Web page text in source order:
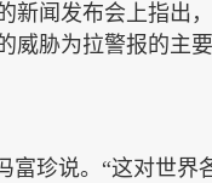
新闻发布会上指出
威胁为拉警报的主
富珍说。 “这对世界